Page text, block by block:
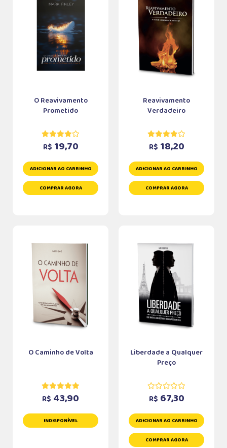
O Reavivamento
Prometido
R$ 19,70
ADICIONAR AO CARRINHO
COMPRAR AGORA
Reavivamento
Verdadeiro
R$ 18,20
ADICIONAR AO CARRINHO
COMPRAR AGORA
O Caminho de Volta
R$ 43,90
INDISPONÍVEL
Liberdade a Qualquer
Preço
R$ 67,30
ADICIONAR AO CARRINHO
COMPRAR AGORA